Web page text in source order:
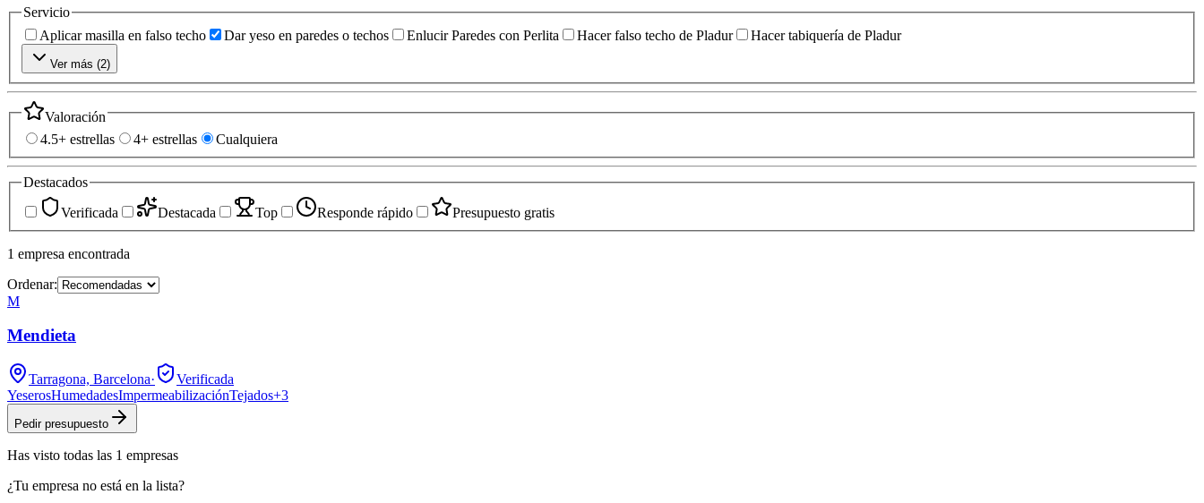
Servicio
Aplicar masilla en falso techo
Dar yeso en paredes o techos Enlucir Paredes con Perlita Hacer falso techo de Pladur Hacer tabiquería de Pladur
Ver más (2)
Valoración
4.5+ estrellas
4+ estrellas Cualquiera
Destacados
Verificada
Destacada Top Responde rápido Presupuesto gratis
1 empresa encontrada
Ordenar:
M
Mendieta
Tarragona, Barcelona·
Verificada
YeserosHumedadesImpermeabilizaciónTejados+3
Pedir presupuesto
Has visto todas las 1 empresas
¿Tu empresa no está en la lista?